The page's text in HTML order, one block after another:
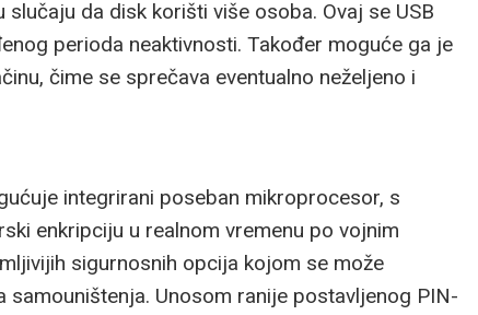
da disk korišti više osoba. Ovaj se USB
perioda neaktivnosti. Također moguće ga je
čime se sprečava eventualno neželjeno i
integrirani poseban mikroprocesor, s
enkripciju u realnom vremenu po vojnim
sigurnosnih opcija kojom se može
samouništenja. Unosom ranije postavljenog PIN-